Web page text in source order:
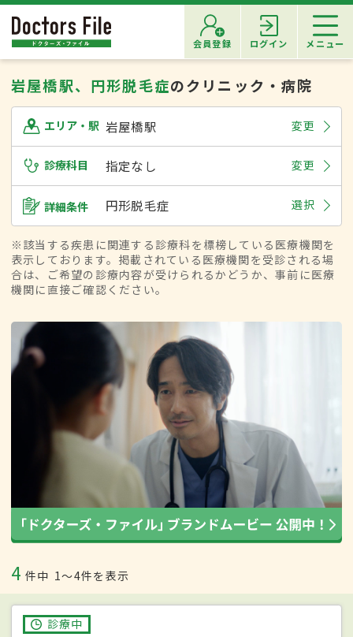
会員登録 ログイン メニュー
岩屋橋駅、円形脱毛症のクリニック・病院
エリア・駅 岩屋橋駅 変更
診療科目 指定なし 変更
詳細条件 円形脱毛症 選択
※該当する疾患に関連する診療科を標榜している医療機関を
表示しております。掲載されている医療機関を受診される場
合は、ご希望の診療内容が受けられるかどうか、事前に医療
機関に直接ご確認ください。
4 件中 1〜4件を表示
診療中